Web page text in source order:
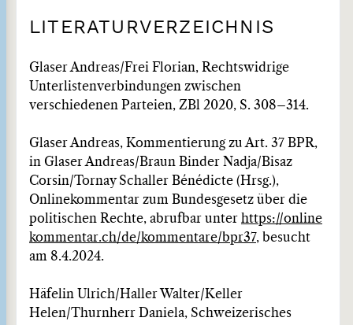
LITERATURVERZEICHNIS
Glaser Andreas/Frei Florian, Rechtswidrige
Unterlistenverbindungen zwischen
verschiedenen Parteien, ZBl 2020, S. 308–314.
Glaser Andreas, Kommentierung zu Art. 37 BPR,
in Glaser Andreas/Braun Binder Nadja/Bisaz
Corsin/Tornay Schaller Bénédicte (Hrsg.),
Onlinekommentar zum Bundesgesetz über die
politischen Rechte, abrufbar unter https://online
kommentar.ch/de/kommentare/bpr37, besucht
am 8.4.2024.
Häfelin Ulrich/Haller Walter/Keller
Helen/Thurnherr Daniela, Schweizerisches